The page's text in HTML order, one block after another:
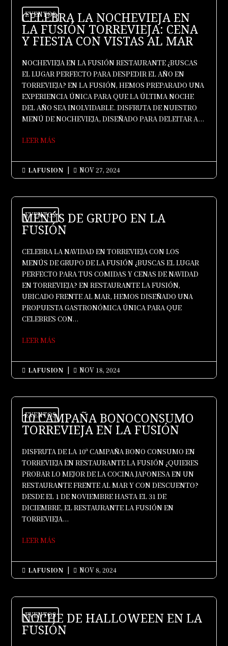
EVENTOS
CELEBRA LA NOCHEVIEJA EN
LA FUSIÓN TORREVIEJA: CENA
Y FIESTA CON VISTAS AL MAR
NOCHEVIEJA EN LA FUSIÓN RESTAURANTE ¿BUSCAS
EL LUGAR PERFECTO PARA DESPEDIR EL AÑO EN
TORREVIEJA? EN LA FUSIÓN, HEMOS PREPARADO UNA
EXPERIENCIA ÚNICA PARA QUE LA ÚLTIMA NOCHE
DEL AÑO SEA INOLVIDABLE. DISFRUTA DE NUESTRO
MENÚ DE NOCHEVIEJA, DISEÑADO PARA DELEITAR A...
LEER MÁS
 LAFUSION |  NOV 27, 2024
EVENTOS
MENÚS DE GRUPO EN LA
FUSIÓN
CELEBRA LA NAVIDAD EN TORREVIEJA CON LOS
MENÚS DE GRUPO DE LA FUSIÓN ¿BUSCAS EL LUGAR
PERFECTO PARA TUS COMIDAS Y CENAS DE NAVIDAD
EN TORREVIEJA? EN RESTAURANTE LA FUSIÓN,
UBICADO FRENTE AL MAR, HEMOS DISEÑADO UNA
PROPUESTA GASTRONÓMICA ÚNICA PARA QUE
CELEBRES CON...
LEER MÁS
 LAFUSION |  NOV 18, 2024
EVENTOS
10 CAMPAÑA BONOCONSUMO
TORREVIEJA EN LA FUSIÓN
DISFRUTA DE LA 10ª CAMPAÑA BONO CONSUMO EN
TORREVIEJA EN RESTAURANTE LA FUSIÓN ¿QUIERES
PROBAR LO MEJOR DE LA COCINA JAPONESA EN UN
RESTAURANTE FRENTE AL MAR Y CON DESCUENTO?
DESDE EL 1 DE NOVIEMBRE HASTA EL 31 DE
DICIEMBRE, EL RESTAURANTE LA FUSIÓN EN
TORREVIEJA...
LEER MÁS
 LAFUSION |  NOV 8, 2024
EVENTOS
NOCHE DE HALLOWEEN EN LA
FUSIÓN